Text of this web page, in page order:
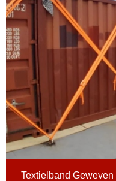
Textielband Geweven